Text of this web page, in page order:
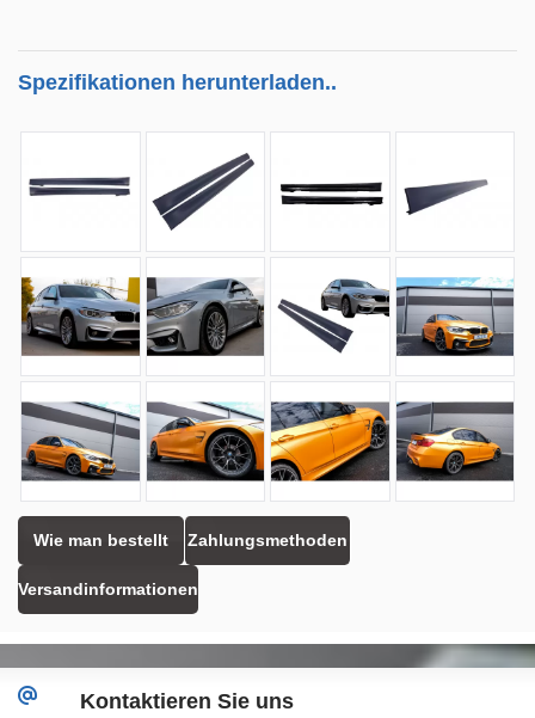
Spezifikationen herunterladen..
Wie man bestellt Zahlungsmethoden
Versandinformationen
Kontaktieren Sie uns